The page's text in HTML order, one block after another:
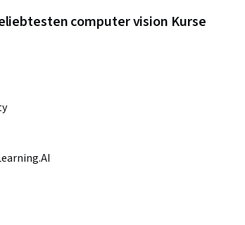
computer vision Kurse